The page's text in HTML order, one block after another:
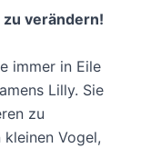
zu verändern!
immer in Eile
Lilly. Sie
zu
Vogel,